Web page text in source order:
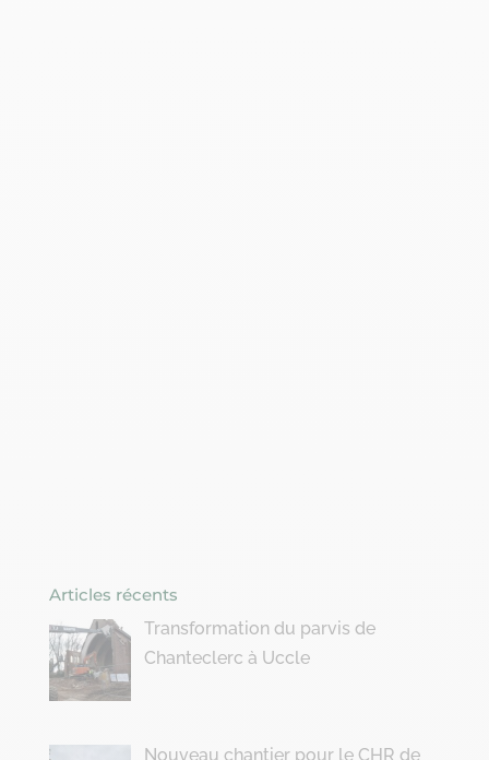
Articles récents
Transformation du parvis de
Chanteclerc à Uccle
Nouveau chantier pour le CHR de